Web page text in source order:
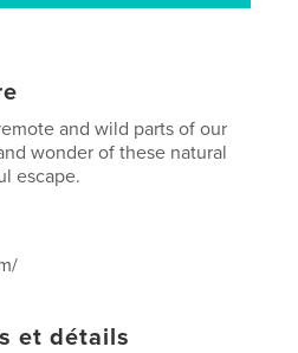
and wild parts of our
wonder of these natural
escape.
et détails